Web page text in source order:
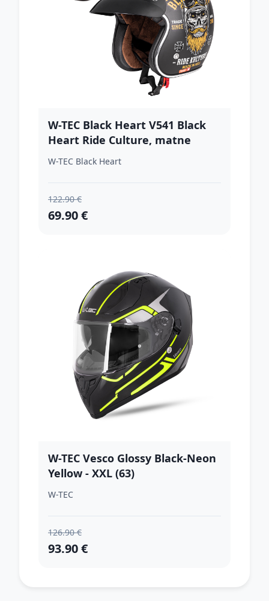
W-TEC Black Heart V541 Black
Heart Ride Culture, matne
čierna - XS (53-54)
W-TEC Black Heart
122.90 €
69.90 €
W-TEC Vesco Glossy Black-Neon
Yellow - XXL (63)
W-TEC
126.90 €
93.90 €